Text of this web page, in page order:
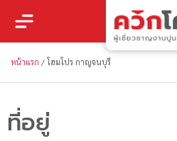
หน้าแรก / โฮมโปร กาญจนบุรี
ที่อยู่